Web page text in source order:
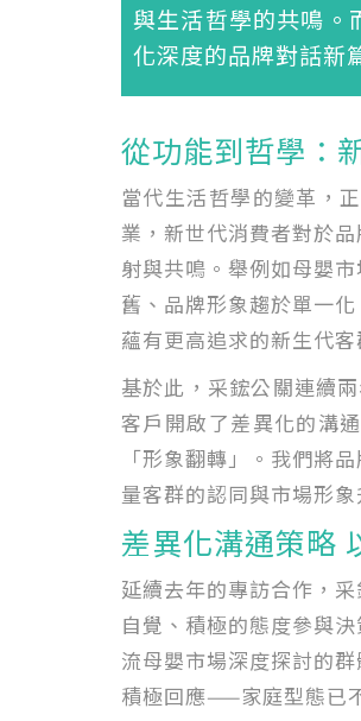
與生活哲學的共鳴。
化深度的品牌對話新
從功能到哲學：
當代生活哲學的變革，
業，新世代消費者對於
射與共鳴。舉例如母嬰
舊、品牌形象趨於單一
蘊有更高追求的新生代客
基於此，采鋐公關連續
客戶開啟了差異化的溝
「形象翻轉」。我們將
量客群的認同與市場形象
差異化溝通策略
延續去年的專訪合作，
自覺、積極的態度參與
流母嬰市場深度探討的
積極回應——家庭型態已